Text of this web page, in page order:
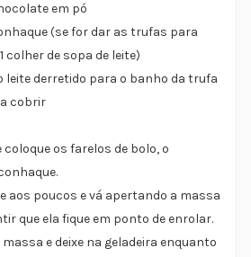
em pó
(se for dar as trufas para
colher de sopa de leite)
leite derretido para o banho da trufa
cobrir
os farelos de bolo, o
aos poucos e vá apertando a massa
que ela fique em ponto de enrolar.
e deixe na geladeira enquanto